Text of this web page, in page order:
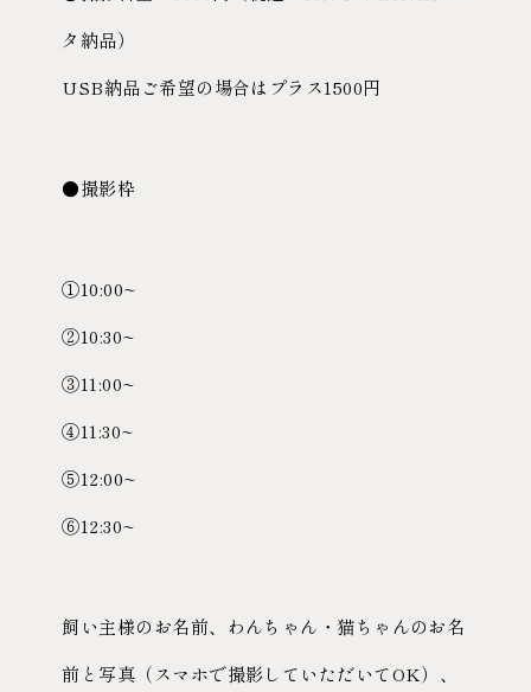
タ納品）
USB納品ご希望の場合はプラス1500円
●撮影枠
①10:00~
②10:30~
③11:00~
④11:30~
⑤12:00~
⑥12:30~
飼い主様のお名前、わんちゃん・猫ちゃんのお名
前と写真（スマホで撮影していただいてOK）、